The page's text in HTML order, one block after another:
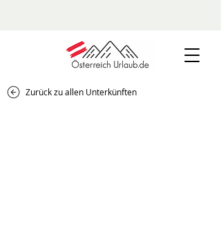
Zurück zu allen Unterkünften